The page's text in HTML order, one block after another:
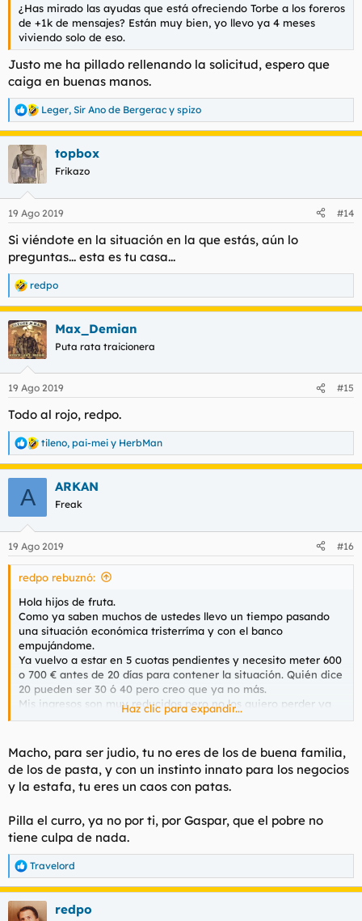
¿Has mirado las ayudas que está ofreciendo Torbe a los foreros
de +1k de mensajes? Están muy bien, yo llevo ya 4 meses
viviendo solo de eso.
Justo me ha pillado rellenando la solicitud, espero que
caiga en buenas manos.
R
e
a
c
c
i
e
:
Leger, Sir Ano de Bergerac y spizo
topbox
Frikazo
19 Ago 2019 #14
Si viéndote en la situación en la que estás, aún lo
preguntas... esta es tu casa...
R
e
a
c
c
i
e
:
redpo
Max_Demian
Puta rata traicionera
19 Ago 2019 #15
Todo al rojo, redpo.
R
e
a
e
s
tileno, pai-mei y HerbMan
A ARKAN
Freak
19 Ago 2019 #16
redpo rebuznó:
Hola hijos de fruta.
Como ya saben muchos de ustedes llevo un tiempo pasando
una situación económica tristerríma y con el banco
empujándome.
Ya vuelvo a estar en 5 cuotas pendientes y necesito meter 600
o 700 € antes de 20 días para contener la situación. Quién dice
20 pueden ser 30 ó 40 pero creo que ya no más.
Mis ingresos son muy reducidos pero no los quiero perder ya
que considero que es un casi un chollo: unos 700 € al mes por
semana. Tengo flexibilidad horaria.
El caso es que quería esperar un año ya que soy tan subnormal
que no eché los papeles del desempleo, pensaba pedir hora
hoy mismo.
45 años creo que me corresponden unos 540 € al mes con lo
cual yo ya me apaño perfectamente.
Pero no puedo esperar un año, así que he llamado a un
amiguete que trabaja en el aeropuerto en un cargo simpático
y justamente hay selección de personal, y me ha dicho que ya
tengo la plaza adjudicada si la quiero. Le he explicado mis
ingresos como educador canino y me ha dicho que modificará
Haz clic para expandir...
Macho, para ser judio, tu no eres de los de buena familia,
de los de pasta, y con un instinto innato para los negocios
y la estafa, tu eres un caos con patas.
Pilla el curro, ya no por ti, por Gaspar, que el pobre no
tiene culpa de nada.
R
e
a
c
Travelord
redpo